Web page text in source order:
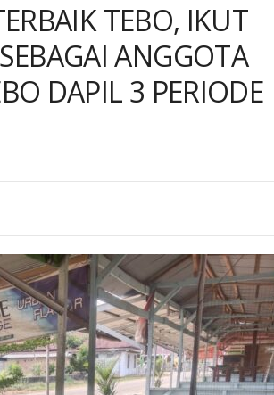
TEBO, IKUT
ANGGOTA
DAPIL 3 PERIODE